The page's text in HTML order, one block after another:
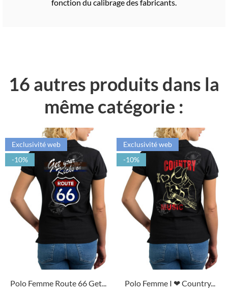
fonction du calibrage des fabricants.
16 autres produits dans la
même catégorie :
Polo Femme Route 66 Get...
Exclusivité web
-10%
Polo Femme I ❤ Country...
Exclusivité web
-10%